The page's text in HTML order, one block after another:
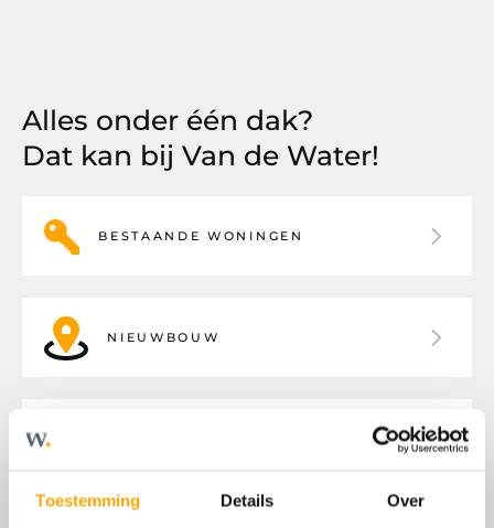
Toestemming Details Over
Alles onder één dak?
Dat kan bij Van de Water!
BESTAANDE WONINGEN
NIEUWBOUW